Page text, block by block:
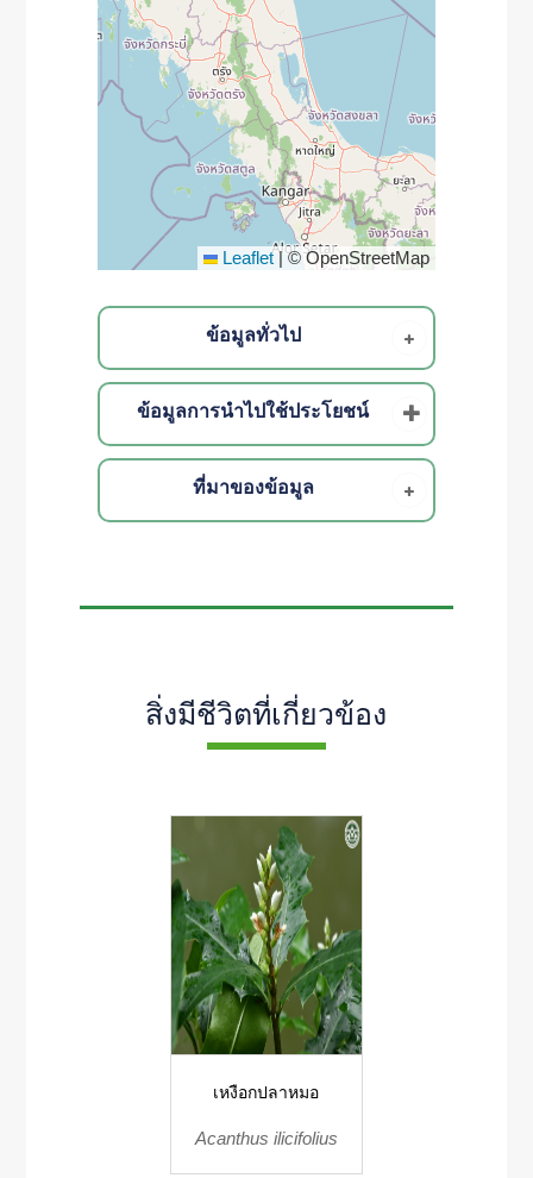
Leaflet |© OpenStreetMap
ข้อมูลทั่วไป
ข้อมูลการนำไปใช้ประโยชน์
ที่มาของข้อมูล
สิ่งมีชีวิตที่เกี่ยวข้อง
เหงือกปลาหมอ
Acanthus ilicifolius